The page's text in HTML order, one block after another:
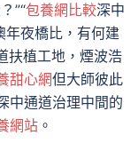
”“包養網比較深中
年夜橋比，有何建
扶植工地，煙波浩
甜心網但大師彼此
中通道治理中間的
網站 。